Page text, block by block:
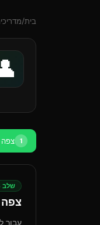
בית/
1
שלב
עבור